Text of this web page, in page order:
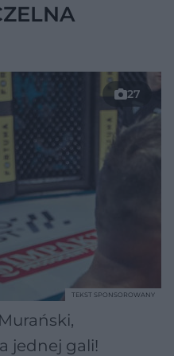
27
jednej gali!
TEKST SPONSOROWANY